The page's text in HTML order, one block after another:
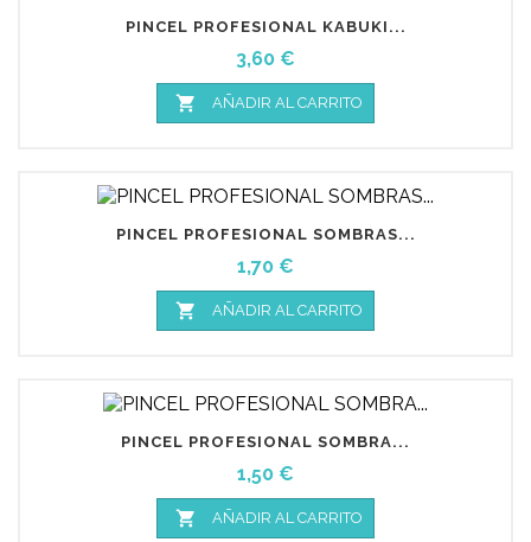
PINCEL PROFESIONAL KABUKI...
Precio
3,60 €
 AÑADIR AL CARRITO
PINCEL PROFESIONAL SOMBRAS...
Precio
1,70 €
 AÑADIR AL CARRITO
PINCEL PROFESIONAL SOMBRA...
Precio
1,50 €
 AÑADIR AL CARRITO